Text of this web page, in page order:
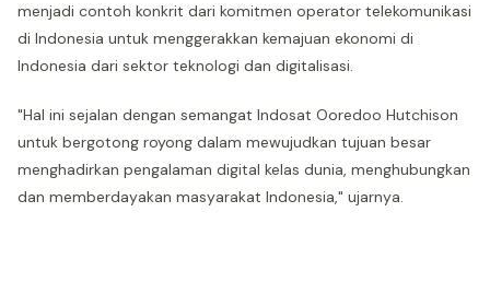
menjadi contoh konkrit dari komitmen operator telekomunikasi
di Indonesia untuk menggerakkan kemajuan ekonomi di
Indonesia dari sektor teknologi dan digitalisasi.
"Hal ini sejalan dengan semangat Indosat Ooredoo Hutchison
untuk bergotong royong dalam mewujudkan tujuan besar
menghadirkan pengalaman digital kelas dunia, menghubungkan
dan memberdayakan masyarakat Indonesia," ujarnya.